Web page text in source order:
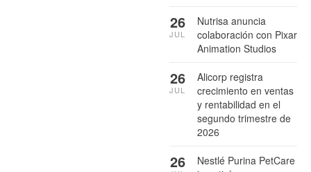
Nutrisa anuncia
colaboración con Pixar
Animation Studios
26
JUL
Alicorp registra
crecimiento en ventas
y rentabilidad en el
segundo trimestre de
2026
26
JUL
Nestlé Purina PetCare
26